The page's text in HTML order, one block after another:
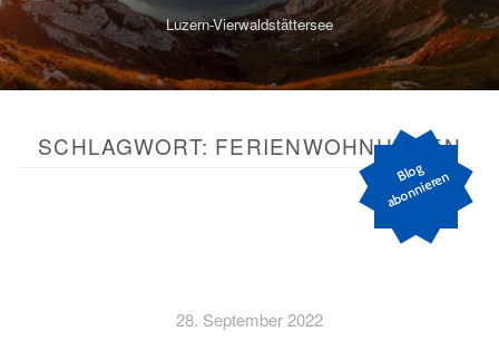
Luzern-Vierwaldstättersee
Bl
o
g
a
b
o
n
ni
er
e
n
SCHLAGWORT: FERIENWOHNUNGEN
28. September 2022